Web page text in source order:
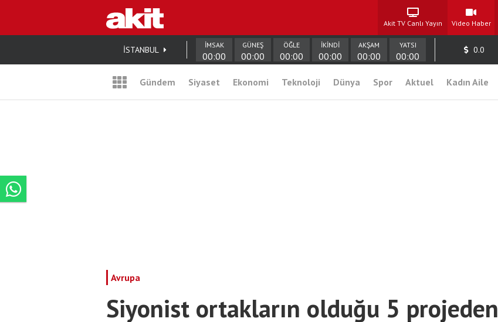
Akit TV Canlı Yayın Video Haber
İSTANBUL İMSAK
00:00
GÜNEŞ
00:00
ÖĞLE
00:00
İKİNDİ
00:00
AKŞAM
00:00
YATSI
00:00
0.0
Gündem Siyaset Ekonomi Teknoloji Dünya Spor Aktuel Kadın Aile
Avrupa
Siyonist ortakların olduğu 5 projeden